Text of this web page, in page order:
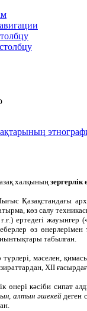
халқының зергерлік
Қазақстандағы
көз салу
ертедегі жауынгер
өз
табылған.
мәселен,
зираттардан, ХІІ
өнері кәсіби сипат
алтын әшекейдеген